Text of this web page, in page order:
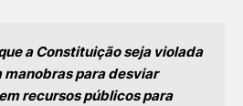
a Constituição seja violada
manobras para desviar
recursos públicos para